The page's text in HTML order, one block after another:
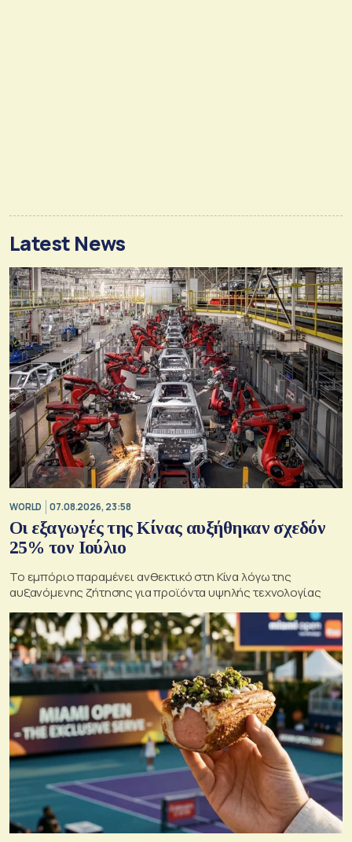
Latest News
WORLD 07.08.2026, 23:58
Οι εξαγωγές της Κίνας αυξήθηκαν σχεδόν
25% τον Ιούλιο
Το εμπόριο παραμένει ανθεκτικό στη Κίνα λόγω της
αυξανόμενης ζήτησης για προϊόντα υψηλής τεχνολογίας